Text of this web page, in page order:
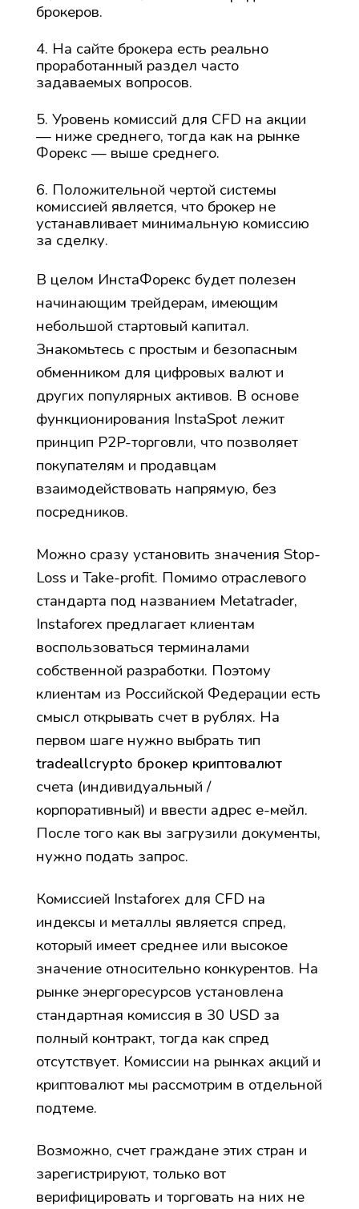
брокеров.
На сайте брокера есть реально
проработанный раздел часто
задаваемых вопросов.
Уровень комиссий для CFD на акции
— ниже среднего, тогда как на рынке
Форекс — выше среднего.
Положительной чертой системы
комиссией является, что брокер не
устанавливает минимальную комиссию
за сделку.
В целом ИнстаФорекс будет полезен
начинающим трейдерам, имеющим
небольшой стартовый капитал.
Знакомьтесь с простым и безопасным
обменником для цифровых валют и
других популярных активов. В основе
функционирования InstaSpot лежит
принцип P2P-торговли, что позволяет
покупателям и продавцам
взаимодействовать напрямую, без
посредников.
Можно сразу установить значения Stop-
Loss и Take-profit. Помимо отраслевого
стандарта под названием Metatrader,
Instaforex предлагает клиентам
воспользоваться терминалами
собственной разработки. Поэтому
клиентам из Российской Федерации есть
смысл открывать счет в рублях. На
первом шаге нужно выбрать тип
tradeallcrypto брокер криптовалют
счета (индивидуальный /
корпоративный) и ввести адрес е-мейл.
После того как вы загрузили документы,
нужно подать запрос.
Комиссией Instaforex для CFD на
индексы и металлы является спред,
который имеет среднее или высокое
значение относительно конкурентов. На
рынке энергоресурсов установлена
стандартная комиссия в 30 USD за
полный контракт, тогда как спред
отсутствует. Комиссии на рынках акций и
криптовалют мы рассмотрим в отдельной
подтеме.
Возможно, счет граждане этих стран и
зарегистрируют, только вот
верифицировать и торговать на них не